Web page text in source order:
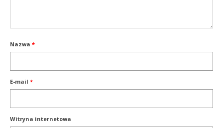
Nazwa *
E-mail *
Witryna internetowa